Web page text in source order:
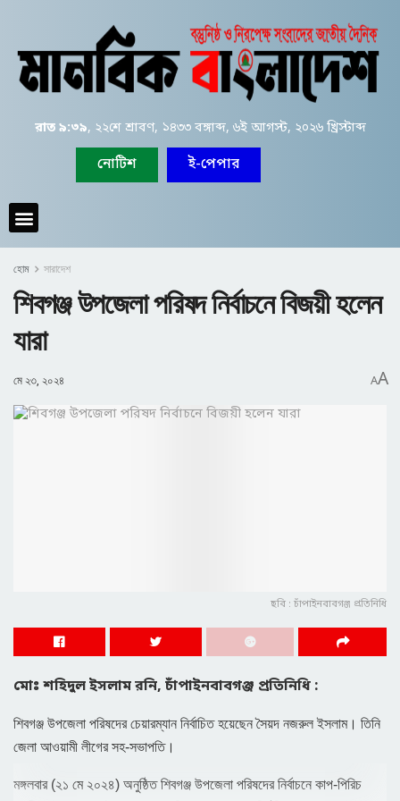
রাত ৯:৩৯, ২২শে শ্রাবণ, ১৪৩৩ বঙ্গাব্দ, ৬ই আগস্ট, ২০২৬ খ্রিস্টাব্দ
নোটিশ ই-পেপার
হোম সারাদেশ
শিবগঞ্জ উপজেলা পরিষদ নির্বাচনে বিজয়ী হলেন
যারা
মে ২৩, ২০২৪ AA
ছবি : চাঁপাইনবাবগঞ্জ প্রতিনিধি
মোঃ শহিদুল ইসলাম রনি, চাঁপাইনবাবগঞ্জ প্রতিনিধি :
শিবগঞ্জ উপজেলা পরিষদের চেয়ারম্যান নির্বাচিত হয়েছেন সৈয়দ নজরুল ইসলাম। তিনি
জেলা আওয়ামী লীগের সহ-সভাপতি।
মঙ্গলবার (২১ মে ২০২৪) অনুষ্ঠিত শিবগঞ্জ উপজেলা পরিষদের নির্বাচনে কাপ-পিরিচ